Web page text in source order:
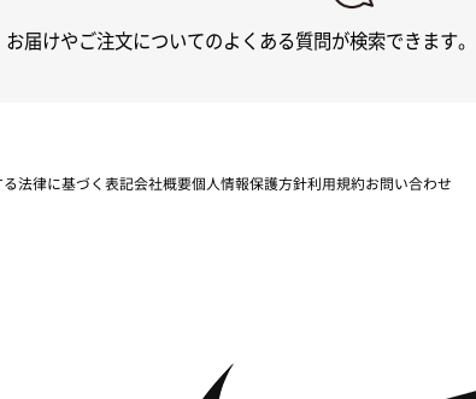
お届けやご注文についてのよくある質問が検索できます。
法律に基づく表記会社概要個人情報保護方針利用規約お問い合わせ